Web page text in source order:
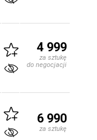
4 999
za sztukę
do negocjacji
6 990
za sztukę